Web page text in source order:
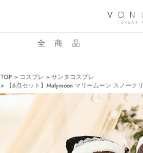
全 商 品
TOP コスプレ
サンタコスプレ
【6点セット】Malymoon マリームーン スノー